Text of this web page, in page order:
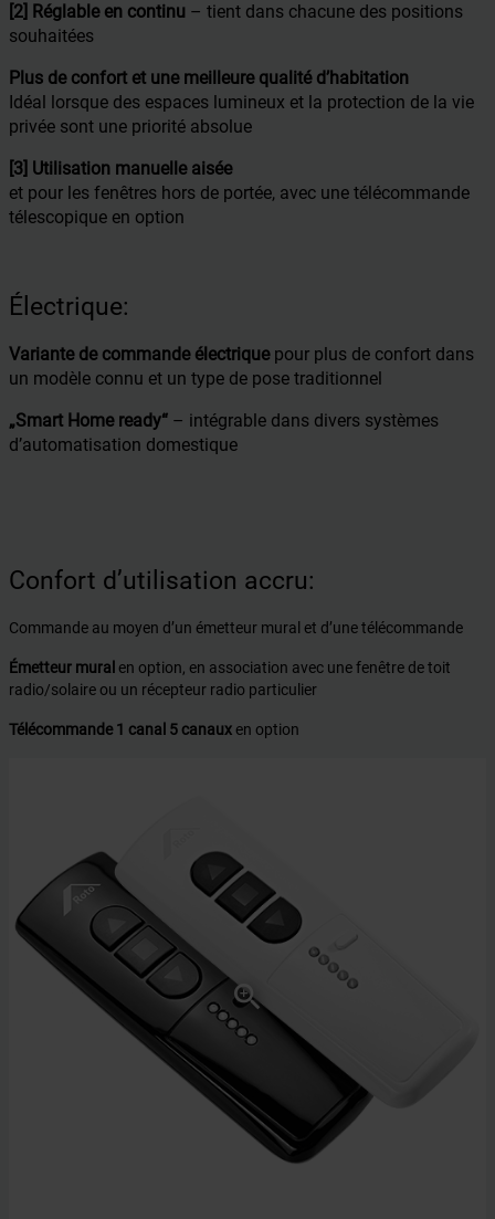
[2] Réglable en continu – tient dans chacune des positions
souhaitées
Plus de confort et une meilleure qualité d’habitation
Idéal lorsque des espaces lumineux et la protection de la vie
privée sont une priorité absolue
[3] Utilisation manuelle aisée
et pour les fenêtres hors de portée, avec une télécommande
télescopique en option
Électrique:
Variante de commande électriquepour plus de confort dans
un modèle connu et un type de pose traditionnel
„Smart Home ready“ – intégrable dans divers systèmes
d’automatisation domestique
Confort d’utilisation accru:
Commande au moyen d’un émetteur mural et d’une télécommande
Émetteur mural en option, en association avec une fenêtre de toit
radio/solaire ou un récepteur radio particulier
Télécommande 1 canal 5 canaux en option